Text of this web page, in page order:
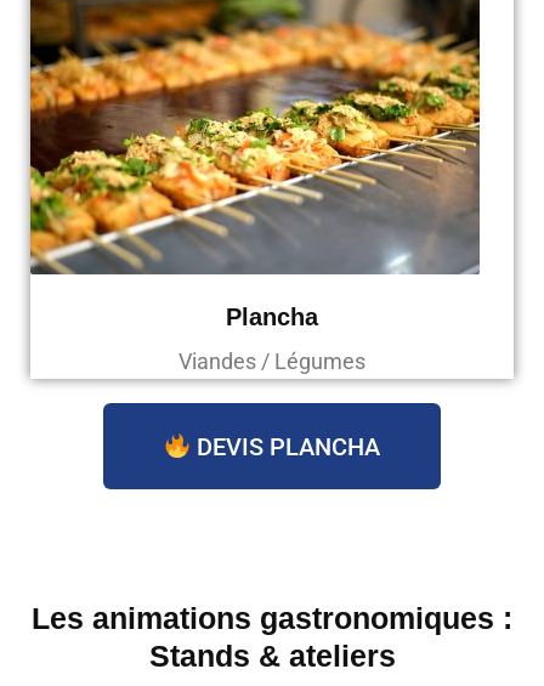
Plancha
Viandes / Légumes
DEVIS PLANCHA
Les animations gastronomiques :
Stands & ateliers